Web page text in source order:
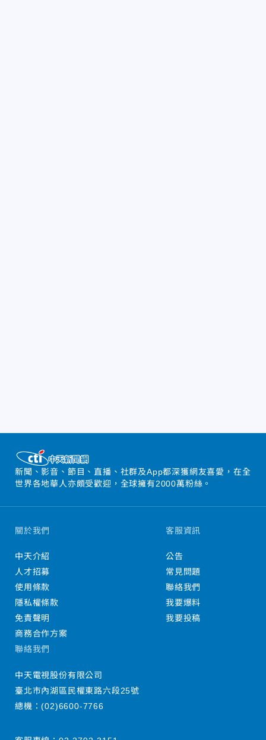
新聞、影音、節目、直播、社群及App都深獲網友喜愛，在全
世界各地華人亦頗受歡迎，全球擁有2000萬粉絲。
關於我們
中天介紹
人才招募
使用條款
隱私權條款
免責聲明
商務合作方案
客服資訊
公告
常見問題
聯絡我們
我要爆料
我要投稿
聯絡我們
中天電視股份有限公司
臺北市內湖區民權東路六段25號
總機：(02)6600-7766